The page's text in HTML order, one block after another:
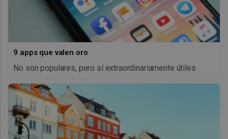
9 apps que valen oro
No son populares, pero sí extraordinariamente útiles